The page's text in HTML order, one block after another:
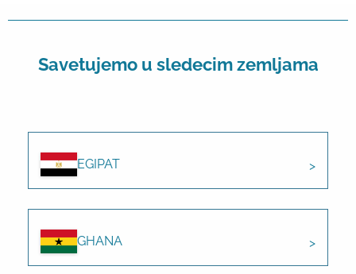
Savetujemo u sledecim zemljama
EGIPAT
GHANA